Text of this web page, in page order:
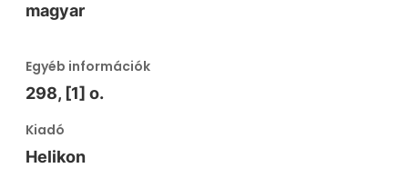
magyar
Egyéb információk
298, [1] o.
Kiadó
Helikon